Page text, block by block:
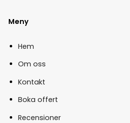
Meny
Hem
Om oss
Kontakt
Boka offert
Recensioner